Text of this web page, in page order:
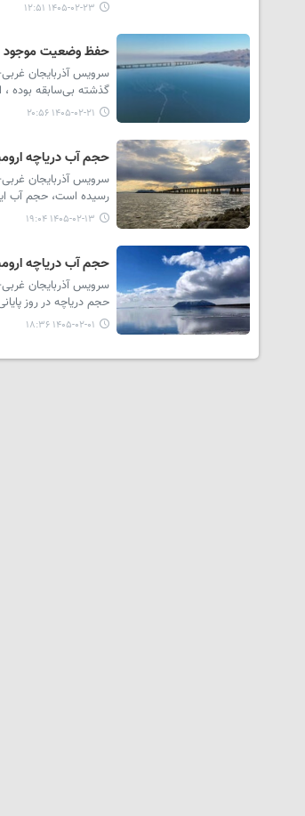
۱۴۰۵-۰۲-۲۳ ۱۲:۵۱
حفظ وضعیت موجود
گذشته بی‌سابقه بوده
۱۴۰۵-۰۲-۲۱ ۲۰:۵۶
حجم آب دریاچه ارومیه به ۳.۲ میلیارد
رسیده است، حجم آب این دریاچه را ۳.۲
۱۴۰۵-۰۲-۱۳ ۱۹:۰۴
حجم آب دریاچه ارومیه به بیش از ٢
سرویس آذربایجان
حجم دریاچه در روز پایانی فروردین امسال به ۲
۱۴۰۵-۰۲-۰۱ ۱۸:۳۶